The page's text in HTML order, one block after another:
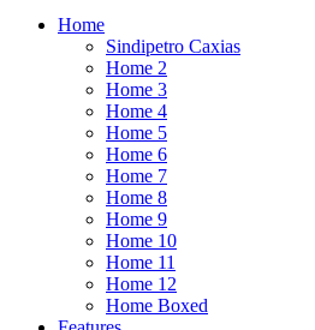
Home
Sindipetro Caxias
Home 2
Home 3
Home 4
Home 5
Home 6
Home 7
Home 8
Home 9
Home 10
Home 11
Home 12
Home Boxed